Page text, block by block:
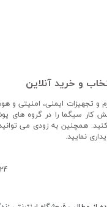
و خرید آنلاین
و تجهیزات ایمنی، امنیتی و
کار سیگما را در گروه
کنید. همچنین به زودی می
نمایید.
24 ساعته پاسخگوی شما عزیزان هستیم